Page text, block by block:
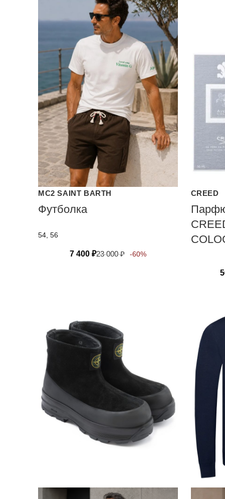
MC2 SAINT BARTH
Футболка
54, 56
7 400 ₽23 000₽ -60%
CREED